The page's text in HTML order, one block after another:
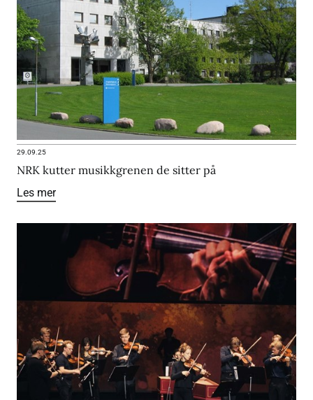
29.09.25
NRK kutter musikkgrenen de sitter på
Les mer